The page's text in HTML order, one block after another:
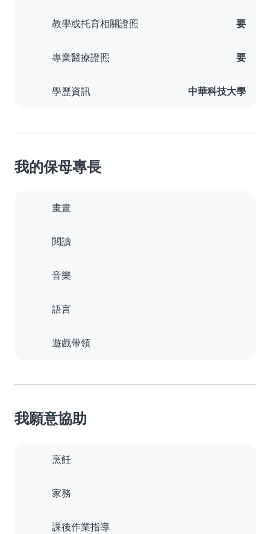
教學或托育相關證照 要
專業醫療證照 要
學歷資訊 中華科技大學
我的保母專長
畫畫
閱讀
音樂
語言
遊戲帶領
我願意協助
烹飪
家務
課後作業指導